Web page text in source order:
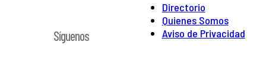
Directorio
Quienes Somos
Aviso de Privacidad
Síguenos